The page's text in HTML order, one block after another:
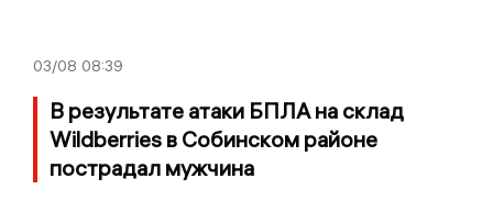
03/08 08:39
В результате атаки БПЛА на склад
Wildberries в Собинском районе
пострадал мужчина